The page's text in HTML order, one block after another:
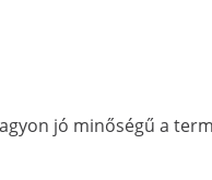
jó minőségű a